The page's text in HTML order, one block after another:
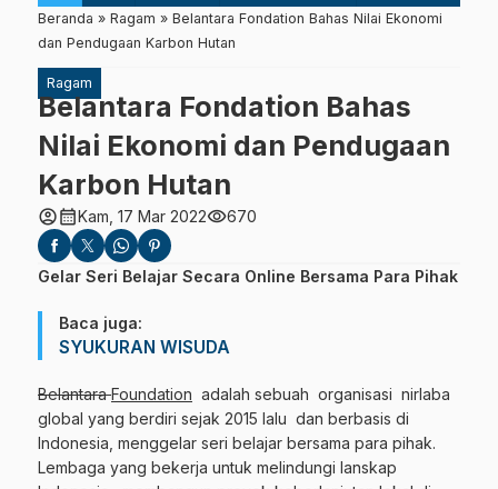
Beranda » Ragam » Belantara Fondation Bahas Nilai Ekonomi
dan Pendugaan Karbon Hutan
Ragam
Belantara Fondation Bahas
Nilai Ekonomi dan Pendugaan
Karbon Hutan
account_circlecalendar_monthKam, 17 Mar 2022visibility670
Gelar Seri Belajar Secara Online Bersama Para Pihak
Baca juga:
SYUKURAN WISUDA
BelantaraFoundation adalah sebuah organisasi nirlaba
global yang berdiri sejak 2015 lalu dan berbasis di
Indonesia, menggelar seri belajar bersama para pihak.
Lembaga yang bekerja untuk melindungi lanskap